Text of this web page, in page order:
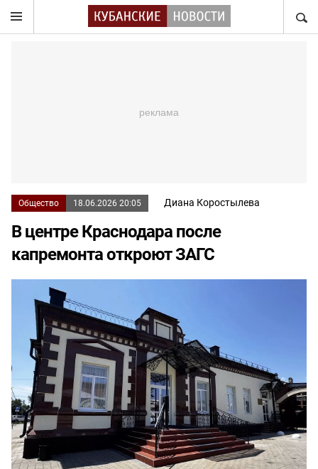
Общество 18.06.2026 20:05 Диана Коростылева
В центре Краснодара после
капремонта откроют ЗАГС